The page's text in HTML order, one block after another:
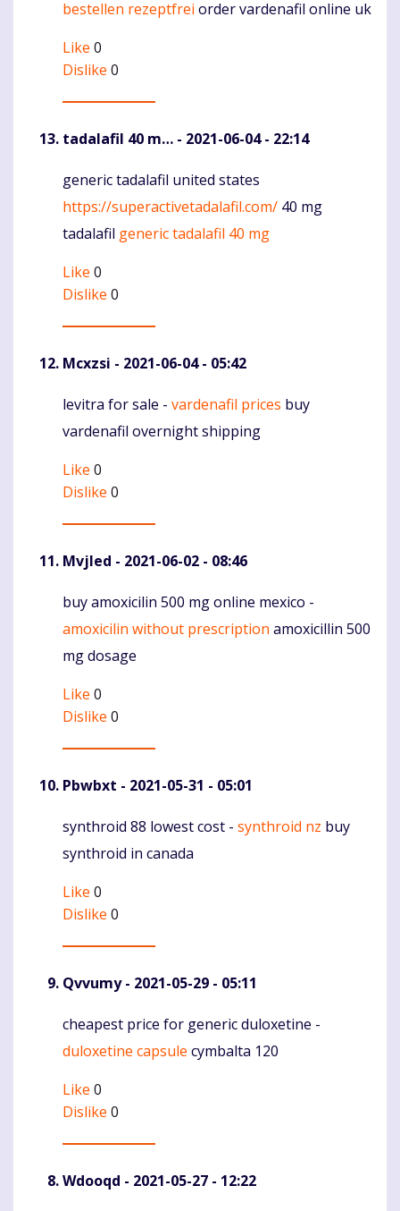
bestellen rezeptfrei order vardenafil online uk
Like 0
Dislike 0
tadalafil 40 m… - 2021-06-04 - 22:14
Komentaras
generic tadalafil united states
https://superactivetadalafil.com/ 40 mg
tadalafil generic tadalafil 40 mg
Like 0
Dislike 0
Mcxzsi - 2021-06-04 - 05:42
Komentaras
levitra for sale - vardenafil prices buy
vardenafil overnight shipping
Like 0
Dislike 0
Mvjled - 2021-06-02 - 08:46
Komentaras
buy amoxicilin 500 mg online mexico -
amoxicilin without prescription amoxicillin 500
mg dosage
Like 0
Dislike 0
Pbwbxt - 2021-05-31 - 05:01
Komentaras
synthroid 88 lowest cost - synthroid nz buy
synthroid in canada
Like 0
Dislike 0
Qvvumy- 2021-05-29 - 05:11
Komentaras
cheapest price for generic duloxetine -
duloxetine capsule cymbalta 120
Like 0
Dislike 0
Wdooqd - 2021-05-27 - 12:22